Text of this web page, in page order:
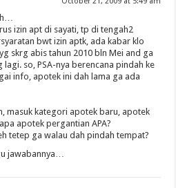
izin apt di sayati, tp di tengah2
bwt izin aptk, ada kabar klo
skrg abis tahun 2010 bln Mei and ga
so, PSA-nya berencana pindah ke
info, apotek ini dah lama ga ada
masuk kategori apotek baru, apotek
apotek pergantian APA?
tetep ga walau dah pindah tempat?
jawabannya…